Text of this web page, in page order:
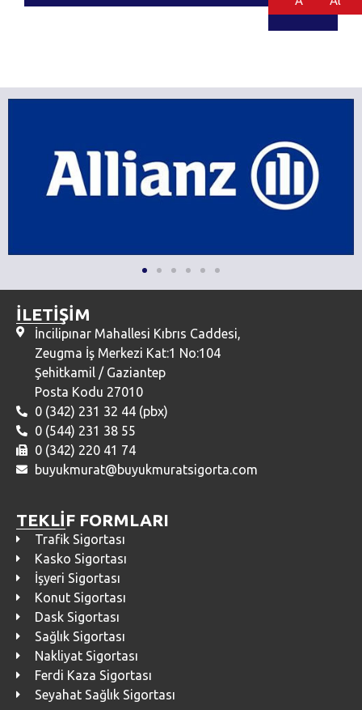
İLETİŞİM
İncilipınar Mahallesi Kıbrıs Caddesi,
Zeugma İş Merkezi Kat:1 No:104
Şehitkamil / Gaziantep
Posta Kodu 27010
0 (342) 231 32 44 (pbx)
0 (544) 231 38 55
0 (342) 220 41 74
buyukmurat@buyukmuratsigorta.com
TEKLİF FORMLARI
Trafik Sigortası
Kasko Sigortası
İşyeri Sigortası
Konut Sigortası
Dask Sigortası
Sağlık Sigortası
Nakliyat Sigortası
Ferdi Kaza Sigortası
Seyahat Sağlık Sigortası